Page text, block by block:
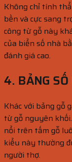
Không chỉ tính
bền và cực sang
công từ gỗ này
của biển số nhà
đánh giá cao.
4. BẢNG
Khác với bảng gỗ
từ gỗ nguyên
nổi trên tấm gỗ
kiểu này thường
người thợ.